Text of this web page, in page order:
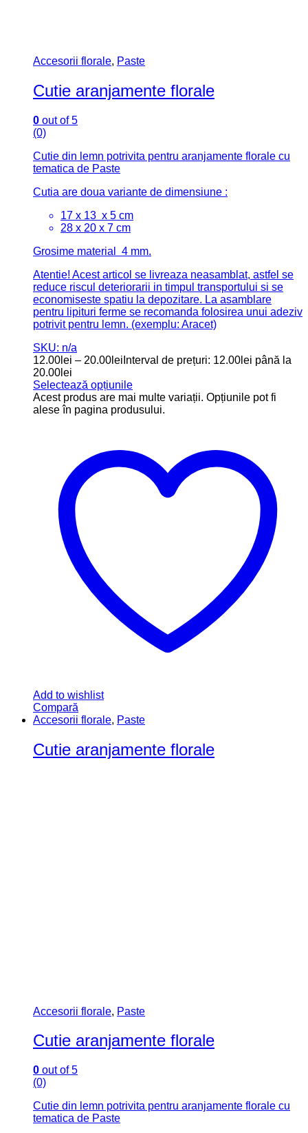
Accesorii florale, Paste
Cutie aranjamente florale
0 out of 5
(0)
Cutie din lemn potrivita pentru aranjamente florale cu
tematica de Paste
Cutia are doua variante de dimensiune :
17 x 13 x 5 cm
28 x 20 x 7 cm
Grosime material 4 mm.
Atentie! Acest articol se livreaza neasamblat, astfel se
reduce riscul deteriorarii in timpul transportului si se
economiseste spatiu la depozitare. La asamblare
pentru lipituri ferme se recomanda folosirea unui adeziv
potrivit pentru lemn. (exemplu: Aracet)
SKU: n/a
12.00 lei – 20.00 lei Interval de prețuri: 12.00lei până la
20.00lei
Selectează opțiunile
Acest produs are mai multe variații. Opțiunile pot fi
alese în pagina produsului.
Add to wishlist
Compară
Accesorii florale, Paste
Cutie aranjamente florale
Accesorii florale, Paste
Cutie aranjamente florale
0 out of 5
(0)
Cutie din lemn potrivita pentru aranjamente florale cu
tematica de Paste